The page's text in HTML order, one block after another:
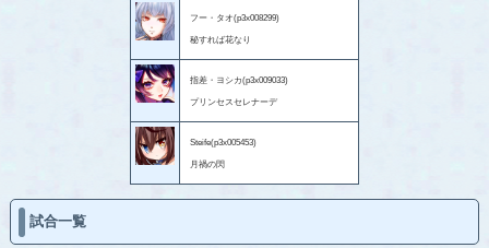
フー・タオ(p3x008299)
秘すれば花なり
指差・ヨシカ(p3x009033)
プリンセスセレナーデ
Steife(p3x005453)
月禍の閃
試合一覧